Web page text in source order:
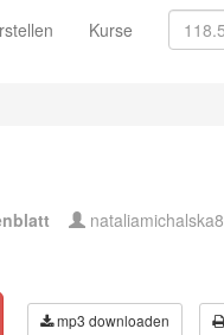
Kurse
nataliamichalska8
mp3 downloaden